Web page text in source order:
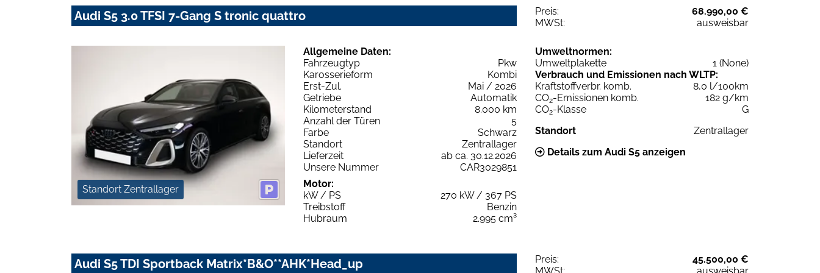
Audi S5 3.0 TFSI 7-Gang S tronic quattro Preis:
68.990,00 €
MWSt:
ausweisbar
Standort Zentrallager
Allgemeine Daten:
Fahrzeugtyp
Pkw
Karosserieform
Kombi
Erst-Zul.
Mai / 2026
Getriebe
Automatik
Kilometerstand
8.000 km
Anzahl der Türen
5
Farbe
Schwarz
Standort
Zentrallager
Lieferzeit
ab ca. 30.12.2026
Unsere Nummer
CAR3029851
Motor:
kW / PS
270 kW / 367 PS
Treibstoff
Benzin
Hubraum
2.995 cm³
Umweltnormen:
Umweltplakette
1 (None)
Verbrauch und Emissionen nach WLTP:
Kraftstoffverbr. komb.
8,0 l/100km
CO2-Emissionen komb.
182 g/km
CO2-Klasse
G
Standort
Zentrallager
Details zum Audi S5 anzeigen
Audi S5 TDI Sportback Matrix*B&O**AHK*Head_up Preis:
45.500,00 €
MWSt:
ausweisbar